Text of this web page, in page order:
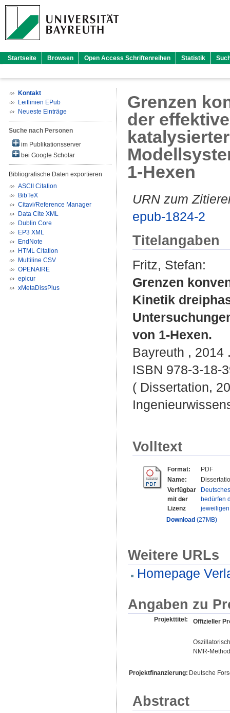
Startseite Browsen Open Access Schriftenreihen Statistik
Kontakt
Leitlinien EPub
Neueste Einträge
Suche nach Personen
im Publikationsserver
bei Google Scholar
Bibliografische Daten exportieren
ASCII Citation
BibTeX
Citavi/Reference Manager
Data Cite XML
Dublin Core
EP3 XML
EndNote
HTML Citation
Multiline CSV
OPENAIRE
epicur
xMetaDissPlus
Grenzen
der
1-Hexen
URN zum
epub-1824-2
Titelangaben
Fritz, Stefan:
Grenzen
Kinetik
von 1-Hexen.
Bayreuth , 2014
ISBN 978-3-18-
( Dissertation,
Volltext
Format:
PDF
Name:
Verfügbar
mit der
Lizenz
bedürfen
Download (27MB)
Weitere URLs
Homepage
Angaben zu
Projekttitel: Offizieller
NMR-
Projektfinanzierung: Deutsche
Abstract